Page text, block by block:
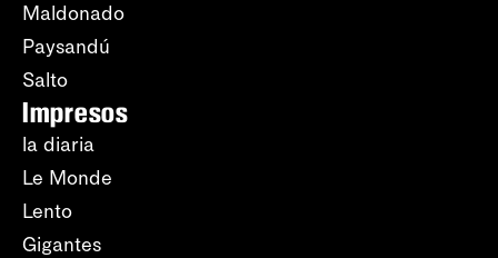
Maldonado
Paysandú
Salto
Impresos
la diaria
Le Monde
Lento
Gigantes